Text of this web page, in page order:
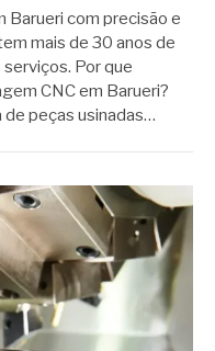
Barueri com precisão e
mais de 30 anos de
Por que
CNC em Barueri?
de peças usinadas…